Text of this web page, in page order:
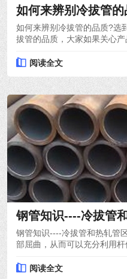
如何来辨别冷拔管的
如何来辨别冷拔管的品质?选
拔管的品质，大家如果关心
阅读全文
钢管知识----冷拔管
钢管知识----冷拔管和热轧管
部屈曲，从而可以充分利用
阅读全文